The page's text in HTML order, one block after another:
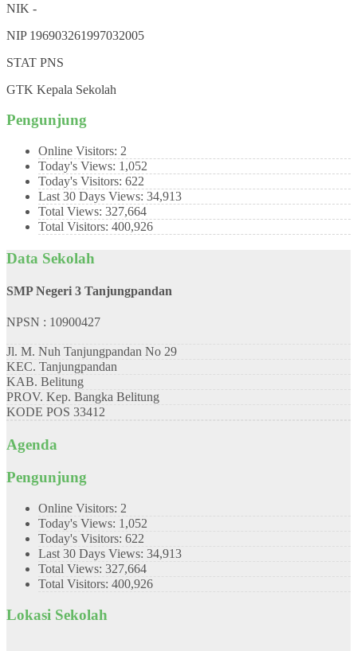
NIK -
NIP 196903261997032005
STAT PNS
GTK Kepala Sekolah
Pengunjung
Online Visitors: 2
Today's Views: 1,052
Today's Visitors: 622
Last 30 Days Views: 34,913
Total Views: 327,664
Total Visitors: 400,926
Data Sekolah
SMP Negeri 3 Tanjungpandan
NPSN : 10900427
Jl. M. Nuh Tanjungpandan No 29
KEC. Tanjungpandan
KAB. Belitung
PROV. Kep. Bangka Belitung
KODE POS 33412
Agenda
Pengunjung
Online Visitors: 2
Today's Views: 1,052
Today's Visitors: 622
Last 30 Days Views: 34,913
Total Views: 327,664
Total Visitors: 400,926
Lokasi Sekolah